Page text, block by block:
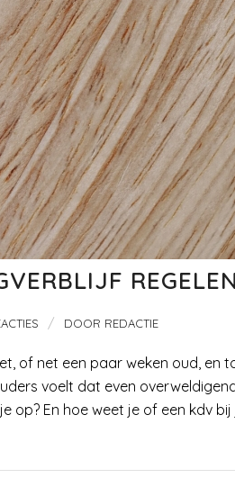
/ DOOR REDACTIE
of net een paar weken oud,
voelt dat even
op? En hoe weet je of een kdv